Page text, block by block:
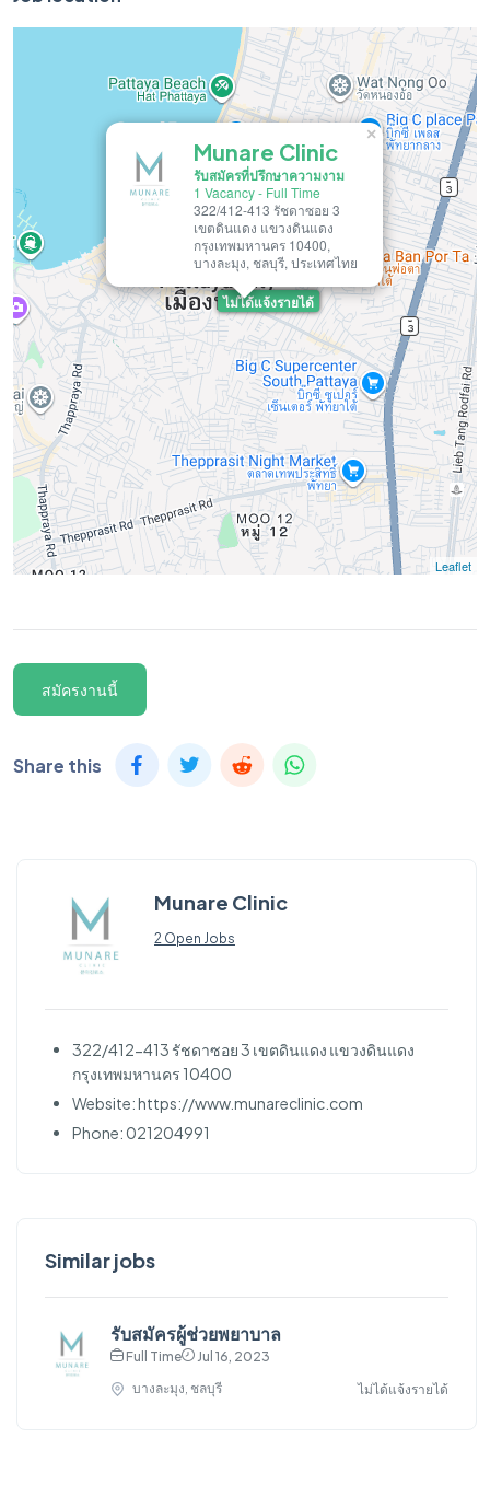
ไม่ได้แจ้งรายได้
Munare Clinic
รับสมัครที่ปรึกษาความงาม
1 Vacancy- Full Time
322/412-413 รัชดาซอย 3
เขตดินแดง แขวงดินแดง
กรุงเทพมหานคร 10400,
บางละมุง, ชลบุรี, ประเทศไทย
×
Leaflet
สมัครงานนี้
Share this
Munare Clinic
2 Open Jobs
322/412-413 รัชดาซอย 3 เขตดินแดง แขวงดินแดง
กรุงเทพมหานคร 10400
Website: https://www.munareclinic.com
Phone: 021204991
Similar jobs
รับสมัครผู้ช่วยพยาบาล
Full Time
Jul 16, 2023
บางละมุง, ชลบุรี
ไม่ได้แจ้งรายได้